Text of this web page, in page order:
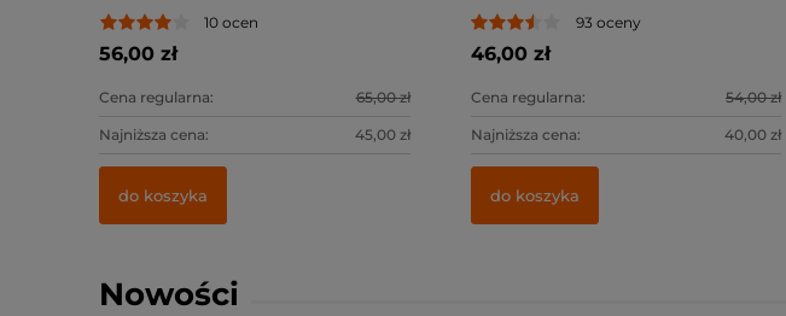
10 ocen
56,00 zł
Cena regularna: 65,00 zł
Najniższa cena: 45,00 zł
do koszyka
93 oceny
46,00 zł
Cena regularna: 54,00 zł
Najniższa cena: 40,00 zł
do koszyka
Nowości